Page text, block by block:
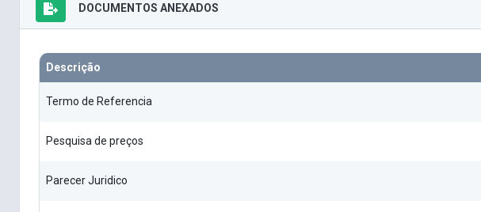
DOCUMENTOS ANEXADOS
Descrição
Termo de Referencia
Pesquisa de preços
Parecer Juridico